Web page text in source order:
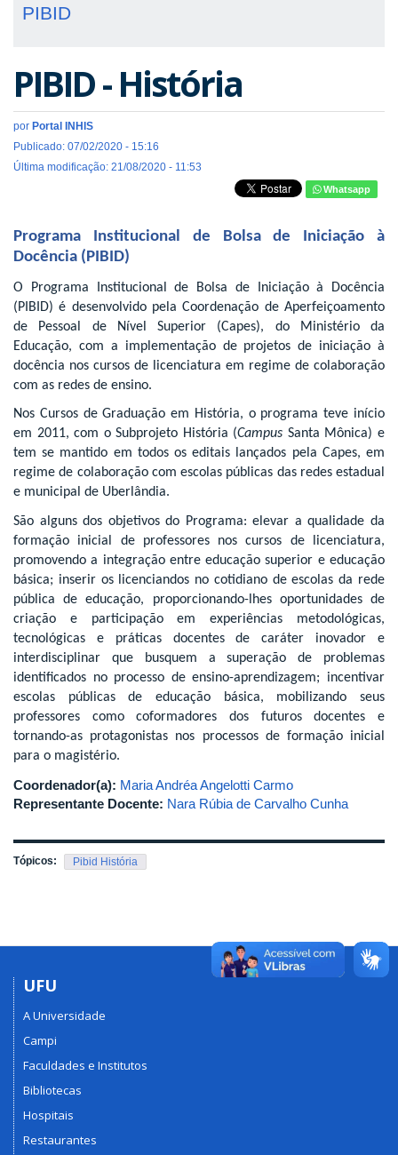
PIBID
PIBID - História
por Portal INHIS
Publicado: 07/02/2020 - 15:16
Última modificação: 21/08/2020 - 11:53
Whatsapp
Programa Institucional de Bolsa de Iniciação à
Docência (PIBID)
O Programa Institucional de Bolsa de Iniciação à Docência
(PIBID) é desenvolvido pela Coordenação de Aperfeiçoamento
de Pessoal de Nível Superior (Capes), do Ministério da
Educação, com a implementação de projetos de iniciação à
docência nos cursos de licenciatura em regime de colaboração
com as redes de ensino.
Nos Cursos de Graduação em História, o programa teve início
em 2011, com o Subprojeto História (Campus Santa Mônica) e
tem se mantido em todos os editais lançados pela Capes, em
regime de colaboração com escolas públicas das redes estadual
e municipal de Uberlândia.
São alguns dos objetivos do Programa: elevar a qualidade da
formação inicial de professores nos cursos de licenciatura,
promovendo a integração entre educação superior e educação
básica; inserir os licenciandos no cotidiano de escolas da rede
pública de educação, proporcionando-lhes oportunidades de
criação e participação em experiências metodológicas,
tecnológicas e práticas docentes de caráter inovador e
interdisciplinar que busquem a superação de problemas
identificados no processo de ensino-aprendizagem; incentivar
escolas públicas de educação básica, mobilizando seus
professores como coformadores dos futuros docentes e
tornando-as protagonistas nos processos de formação inicial
para o magistério.
Coordenador(a): Maria Andréa Angelotti Carmo
Representante Docente: Nara Rúbia de Carvalho Cunha
Tópicos: Pibid História
UFU
A Universidade
Campi
Faculdades e Institutos
Bibliotecas
Hospitais
Restaurantes